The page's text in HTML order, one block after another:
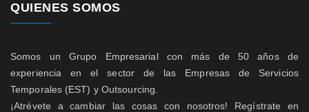
QUIENES SOMOS
Somos un Grupo Empresarial con más de 50 años de
experiencia en el sector de las Empresas de Servicios
Temporales (EST) y Outsourcing.
¡Atrévete a cambiar las cosas con nosotros! Regístrate en